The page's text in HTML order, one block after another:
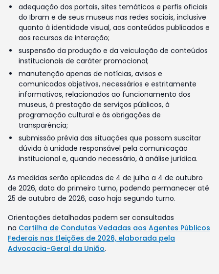
adequação dos portais, sites temáticos e perfis oficiais
do Ibram e de seus museus nas redes sociais, inclusive
quanto à identidade visual, aos conteúdos publicados e
aos recursos de interação;
suspensão da produção e da veiculação de conteúdos
institucionais de caráter promocional;
manutenção apenas de notícias, avisos e
comunicados objetivos, necessários e estritamente
informativos, relacionados ao funcionamento dos
museus, à prestação de serviços públicos, à
programação cultural e às obrigações de
transparência;
submissão prévia das situações que possam suscitar
dúvida à unidade responsável pela comunicação
institucional e, quando necessário, à análise jurídica.
As medidas serão aplicadas de 4 de julho a 4 de outubro
de 2026, data do primeiro turno, podendo permanecer até
25 de outubro de 2026, caso haja segundo turno.
Orientações detalhadas podem ser consultadas
na Cartilha de Condutas Vedadas aos Agentes Públicos
Federais nas Eleições de 2026, elaborada pela
Advocacia-Geral da União.